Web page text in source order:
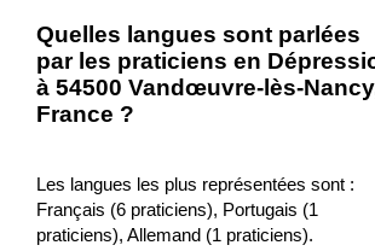
Quelles langues sont parlées
par les praticiens en
à 54500 Vandœuvre-lès-
France ?
Les langues les plus représentées sont :
Français (6 praticiens), Portugais (1
praticiens), Allemand (1 praticiens).